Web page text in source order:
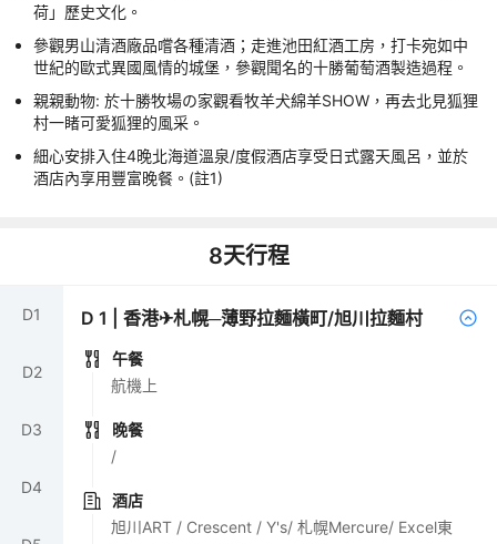
荷」歷史文化。
參觀男山清酒廠品嚐各種清酒；走進池田紅酒工房，打卡宛如中
世紀的歐式異國風情的城堡，參觀聞名的十勝葡萄酒製造過程。
親親動物: 於十勝牧場の家觀看牧羊犬綿羊SHOW，再去北見狐狸
村一睹可愛狐狸的風采。
細心安排入住4晚北海道溫泉/度假酒店享受日式露天風呂，並於
酒店內享用豐富晚餐。(註1)
8天行程
D1
D2
D3
D4
D1 |香港✈札幌─薄野拉麵橫町/旭川拉麵村
午餐
航機上
晚餐
/
酒店
旭川ART / Crescent / Y's/ 札幌Mercure/ Excel東